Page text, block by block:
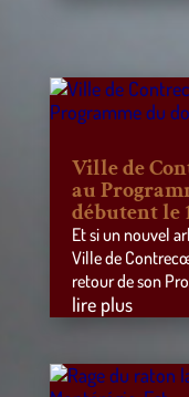
Ville de
au
débutent le
Et si un nouvel
Ville de
retour de son
lire plus